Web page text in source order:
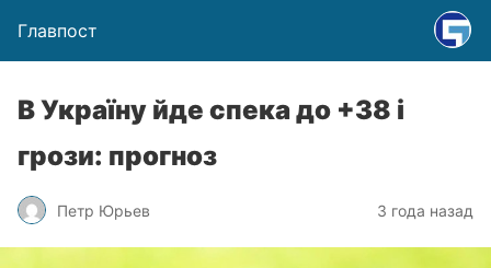
Главпост
В Україну йде спека до +38 і
грози: прогноз
Петр Юрьев 3 года назад